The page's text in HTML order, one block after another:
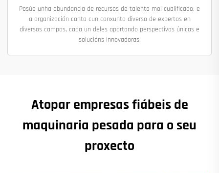
Posúe unha abundancia de recursos de talento moi cualificado, e
a organización conta cun conxunto diverso de expertos en
diversos campos, cada un deles aportando perspectivas únicas e
solucións innovadoras.
Atopar empresas fiábeis de
maquinaria pesada para o seu
proxecto